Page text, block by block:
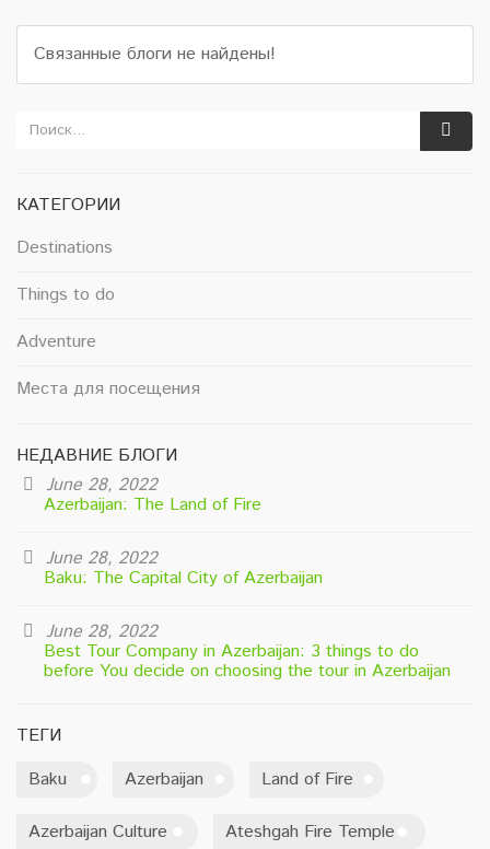
Связанные блоги не найдены!
КАТЕГОРИИ
Destinations
Things to do
Adventure
Места для посещения
НЕДАВНИЕ БЛОГИ
June 28, 2022
Azerbaijan: The Land of Fire
June 28, 2022
Baku: The Capital City of Azerbaijan
June 28, 2022
Best Tour Company in Azerbaijan: 3 things to do
before You decide on choosing the tour in Azerbaijan
ТЕГИ
Baku
Azerbaijan Land of Fire
Azerbaijan Culture Ateshgah Fire Temple